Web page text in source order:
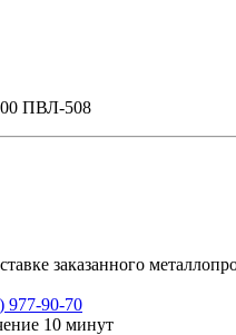
ПВЛ-508
заказанного
977-90-70
10 минут